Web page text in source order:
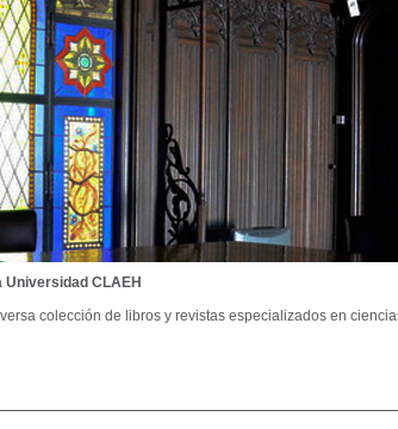
CLAEH
colección de libros y revistas especializados en